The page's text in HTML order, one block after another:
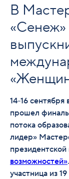
В
14-16
прошел
потока
лидер»
возможностей»
участница из